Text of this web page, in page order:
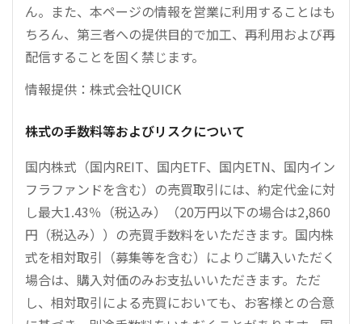
ん。また、本ページの情報を営業に利用することはも
ちろん、第三者への提供目的で加工、再利用および再
配信することを固く禁じます。
情報提供：株式会社QUICK
株式の手数料等およびリスクについて
国内株式（国内REIT、国内ETF、国内ETN、国内イン
フラファンドを含む）の売買取引には、約定代金に対
し最大1.43％（税込み）（20万円以下の場合は2,860
円（税込み））の売買手数料をいただきます。国内株
式を相対取引（募集等を含む）によりご購入いただく
場合は、購入対価のみお支払いいただきます。ただ
し、相対取引による売買においても、お客様との合意